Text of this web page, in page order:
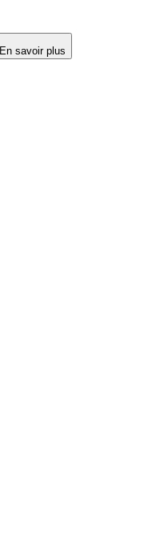
En savoir plus